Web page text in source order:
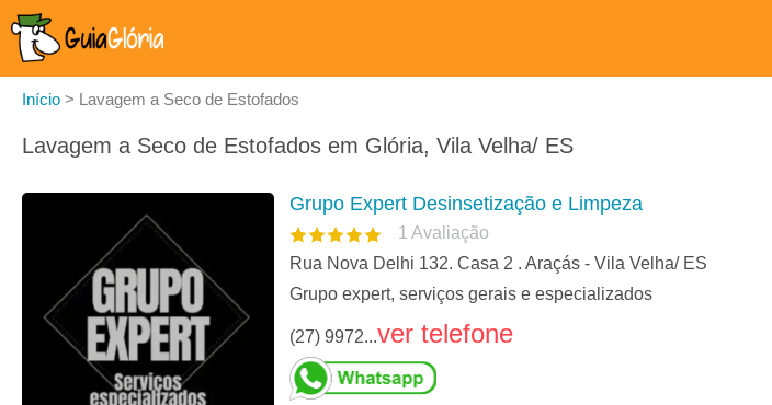
Início > Lavagem a Seco de Estofados
Lavagem a Seco de Estofados em Glória, Vila Velha/ ES
Grupo Expert Desinsetização e Limpeza
1 Avaliação
Rua Nova Delhi 132. Casa 2 . Araçás - Vila Velha/ ES
Grupo expert, serviços gerais e especializados
(27) 9972...ver telefone